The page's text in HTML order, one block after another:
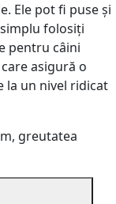
Ele pot fi puse și
folosiți
pentru câini
asigură o
la un nivel ridicat
greutatea